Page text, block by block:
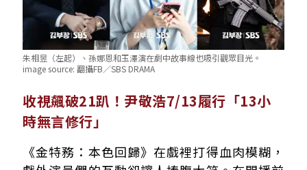
朱相昱（左起）、孫娜恩和玉澤演在劇中故事線也吸引觀眾目光。
image source: 翻攝FB／SBS DRAMA
收視飆破21趴！尹敬浩7/13履行「13小
時無言修行」
《金特務：本色回歸》在戲裡打得血肉模糊，